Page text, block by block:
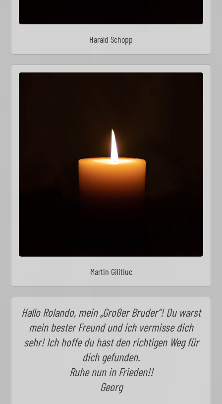
Harald Schopp
Martin Gilitiuc
Hallo Rolando, mein „Großer Bruder“! Du warst
mein bester Freund und ich vermisse dich
sehr! Ich hoffe du hast den richtigen Weg für
dich gefunden.
Ruhe nun in Frieden!!
Georg